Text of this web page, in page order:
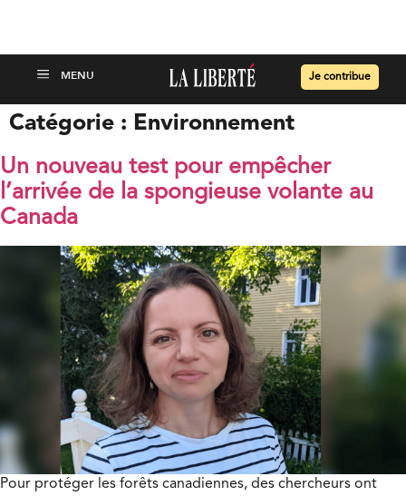
Je contribue
Catégorie : Environnement
Un nouveau test pour empêcher
l’arrivée de la spongieuse volante au
Canada
Pour protéger les forêts canadiennes, des chercheurs ont